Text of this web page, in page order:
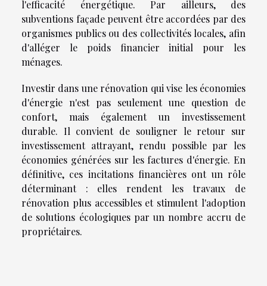
l'efficacité énergétique. Par ailleurs, des
subventions façade peuvent être accordées par des
organismes publics ou des collectivités locales, afin
d'alléger le poids financier initial pour les
ménages.
Investir dans une rénovation qui vise les économies
d'énergie n'est pas seulement une question de
confort, mais également un investissement
durable. Il convient de souligner le retour sur
investissement attrayant, rendu possible par les
économies générées sur les factures d'énergie. En
définitive, ces incitations financières ont un rôle
déterminant : elles rendent les travaux de
rénovation plus accessibles et stimulent l'adoption
de solutions écologiques par un nombre accru de
propriétaires.